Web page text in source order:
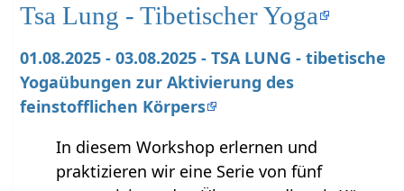
Tsa Lung - Tibetischer Yoga
01.08.2025 - 03.08.2025 - TSA LUNG - tibetische
Yogaübungen zur Aktivierung des
feinstofflichen Körpers
In diesem Workshop erlernen und
praktizieren wir eine Serie von fünf